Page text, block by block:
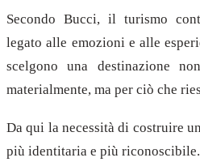
Secondo Bucci, il turismo
legato alle emozioni e alle
scelgono una destinazione
materialmente, ma per ciò che
Da qui la necessità di costruire
più identitaria e più riconoscibile.